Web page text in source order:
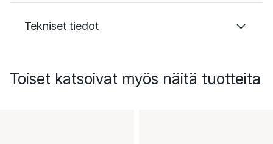
Tekniset tiedot
Toiset katsoivat myös näitä tuotteita